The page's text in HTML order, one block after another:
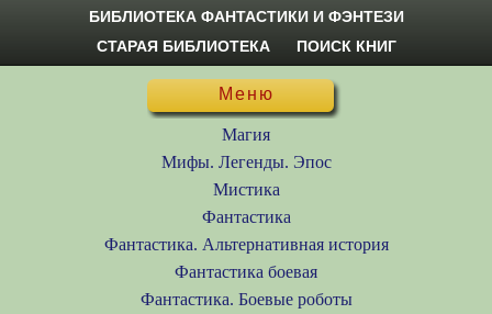
БИБЛИОТЕКА ФАНТАСТИКИ И ФЭНТЕЗИ
СТАРАЯ БИБЛИОТЕКА
ПОИСК КНИГ
Меню
Магия
Мифы. Легенды. Эпос
Мистика
Фантастика
Фантастика. Альтернативная история
Фантастика боевая
Фантастика. Боевые роботы